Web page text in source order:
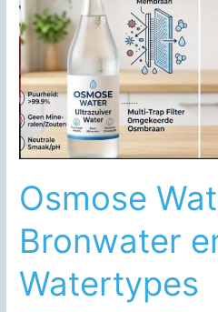
dagelijkse
voorzieningen
Osmose
Bronwater
Watertypes